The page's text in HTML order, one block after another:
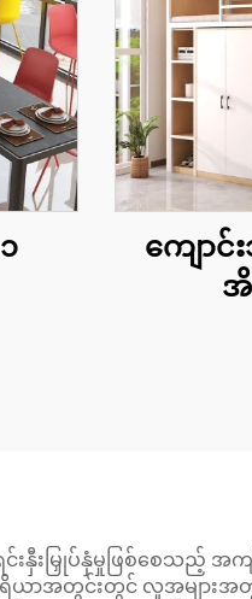
ကျောင်
အိ
မြှုပ်နှံမှုဖြစ်စေသည့် အကျိုး
ရိယာအတွင်းတွင် လူအမျာ